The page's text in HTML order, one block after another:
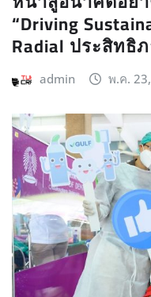
“Driving
Radial ประสิทธิ
admin พ.ค.